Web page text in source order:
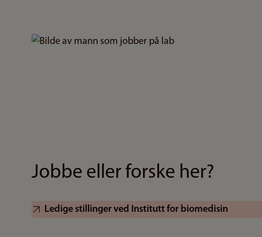
Bilde
Jobbe eller forske her?
Ledige stillinger ved Institutt for biomedisin